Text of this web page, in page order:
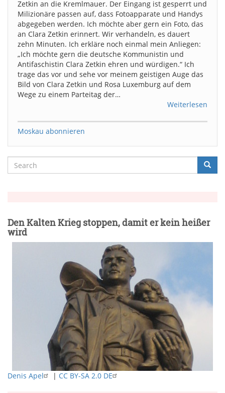
Zetkin an die Kremlmauer. Der Eingang ist gesperrt und
Milizionäre passen auf, dass Fotoapparate und Handys
abgegeben werden. Ich möchte aber gern ein Foto, das
an Clara Zetkin erinnert. Wir verhandeln, es dauert
zehn Minuten. Ich erkläre noch einmal mein Anliegen:
„Ich möchte gern die deutsche Kommunistin und
Antifaschistin Clara Zetkin ehren und würdigen.“ Ich
trage das vor und sehe vor meinem geistigen Auge das
Bild von Clara Zetkin und Rosa Luxemburg auf dem
Wege zu einem Parteitag der…
Weiterlesen
Moskau abonnieren
Suche
Search
Den Kalten Krieg stoppen, damit er kein heißer
wird
Denis Apel | CC BY-SA 2.0 DE